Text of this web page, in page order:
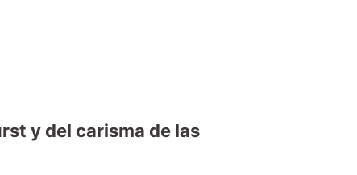
y del carisma de las